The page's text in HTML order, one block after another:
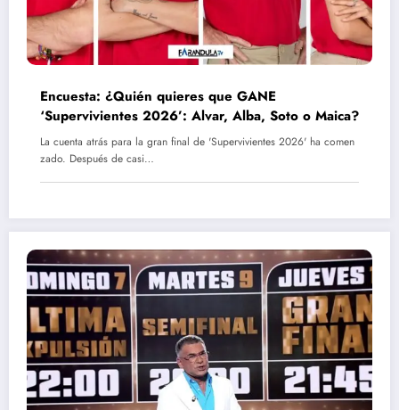
Encuesta: ¿Quién quieres que GANE
‘Supervivientes 2026’: Alvar, Alba, Soto o Maica?
La cuenta atrás para la gran final de 'Supervivientes 2026' ha comen
zado. Después de casi…